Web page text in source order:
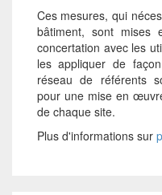
Ces mesures, qui
bâtiment, sont mises
concertation avec les
les appliquer de
réseau de référents
pour une mise en
de chaque site.
Plus d'informations sur